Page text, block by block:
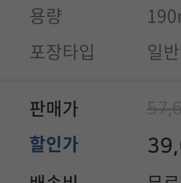
용량
포장타입 일
판매가
할인가